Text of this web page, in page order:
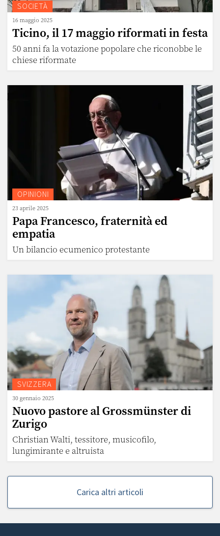
SOCIETÀ
16 maggio 2025
Ticino, il 17 maggio riformati in festa
50 anni fa la votazione popolare che riconobbe le
chiese riformate
OPINIONI
23 aprile 2025
Papa Francesco, fraternità ed
empatia
Un bilancio ecumenico protestante
SVIZZERA
30 gennaio 2025
Nuovo pastore al Grossmünster di
Zurigo
Christian Walti, tessitore, musicofilo,
lungimirante e altruista
Carica altri articoli